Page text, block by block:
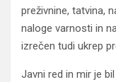
preživnine, tatvina,
naloge varnosti in
izrečen tudi ukrep
Javni red in mir je